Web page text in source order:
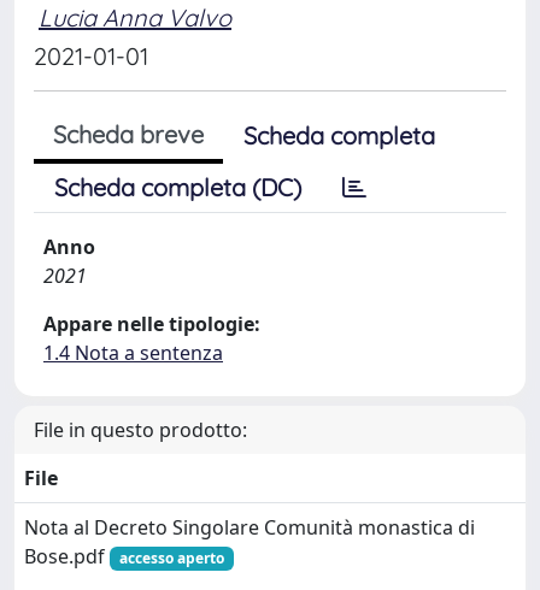
Lucia Anna Valvo
2021-01-01
Scheda breve
Scheda completa
Scheda completa (DC)
Anno
2021
Appare nelle tipologie:
1.4 Nota a sentenza
File in questo prodotto:
File
Nota al Decreto Singolare Comunità monastica di
Bose.pdf
accesso aperto